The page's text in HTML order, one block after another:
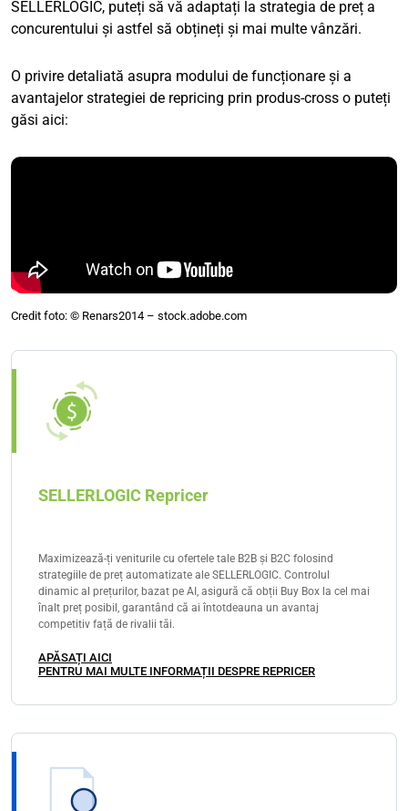
SELLERLOGIC, puteți să vă adaptați la strategia de preț a
concurentului și astfel să obțineți și mai multe vânzări.
O privire detaliată asupra modului de funcționare și a
avantajelor strategiei de repricing prin produs-cross o puteți
găsi aici:
Credit foto: © Renars2014 – stock.adobe.com
SELLERLOGIC Repricer
Maximizează-ți veniturile cu ofertele tale B2B și B2C folosind
strategiile de preț automatizate ale SELLERLOGIC. Controlul
dinamic al prețurilor, bazat pe AI, asigură că obții Buy Box la cel mai
înalt preț posibil, garantând că ai întotdeauna un avantaj
competitiv față de rivalii tăi.
APĂSAȚI AICI
PENTRU MAI MULTE INFORMAȚII DESPRE REPRICER